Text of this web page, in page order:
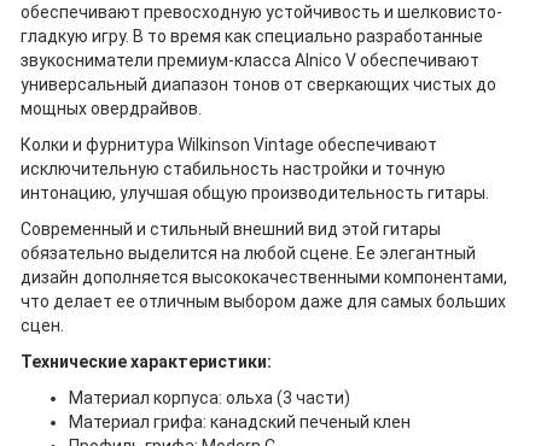
обеспечивают превосходную устойчивость и шелковисто-
гладкую игру. В то время как специально разработанные
звукосниматели премиум-класса Alnico V обеспечивают
универсальный диапазон тонов от сверкающих чистых до
мощных овердрайвов.
Колки и фурнитура Wilkinson Vintage обеспечивают
исключительную стабильность настройки и точную
интонацию, улучшая общую производительность гитары.
Современный и стильный внешний вид этой гитары
обязательно выделится на любой сцене. Ее элегантный
дизайн дополняется высококачественными компонентами,
что делает ее отличным выбором даже для самых больших
сцен.
Технические характеристики:
Материал корпуса: ольха (3 части)
Материал грифа: канадский печеный клен